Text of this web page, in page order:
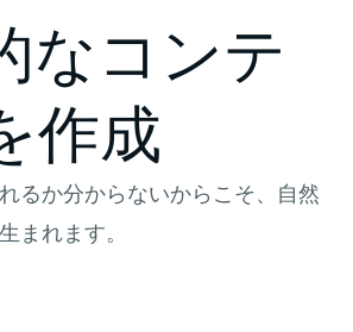
なコンテ
作成
るか分からないからこそ、自然
まれます。